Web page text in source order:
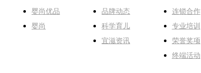
婴尚优品
婴尚
品牌动态
科学育儿
宜滋资讯
连锁合作
专业培训
荣誉奖项
终端活动